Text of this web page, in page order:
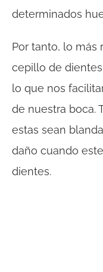
determinados
Por tanto, lo más
cepillo de
lo que nos
de nuestra boca.
estas sean
daño cuando
dientes.